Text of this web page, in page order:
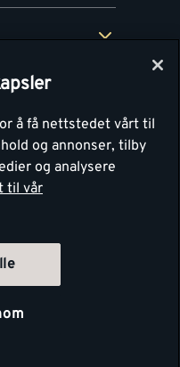
å få nettstedet vårt til
og annonser, tilby
og analysere
til vår